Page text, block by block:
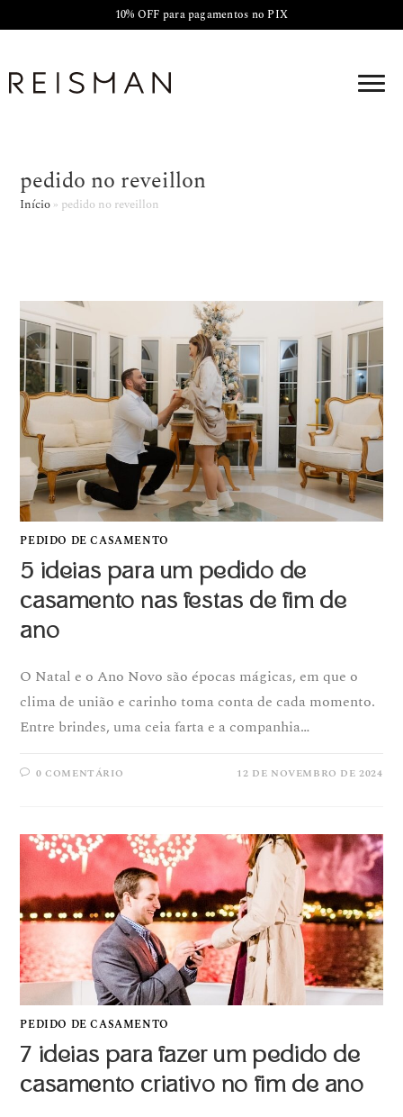
10% OFF para pagamentos no PIX
pedido no reveillon
Início » pedido no reveillon
PEDIDO DE CASAMENTO
5 ideias para um pedido de
casamento nas festas de fim de
ano
O Natal e o Ano Novo são épocas mágicas, em que o
clima de união e carinho toma conta de cada momento.
Entre brindes, uma ceia farta e a companhia…
0 COMENTÁRIO 12 DE NOVEMBRO DE 2024
PEDIDO DE CASAMENTO
7 ideias para fazer um pedido de
casamento criativo no fim de ano